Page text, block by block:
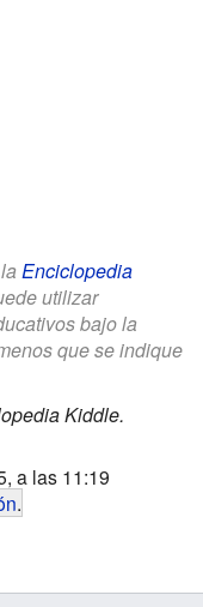
Enciclopedia
utilizar
bajo la
que se indique
Kiddle.
a las 11:19
.